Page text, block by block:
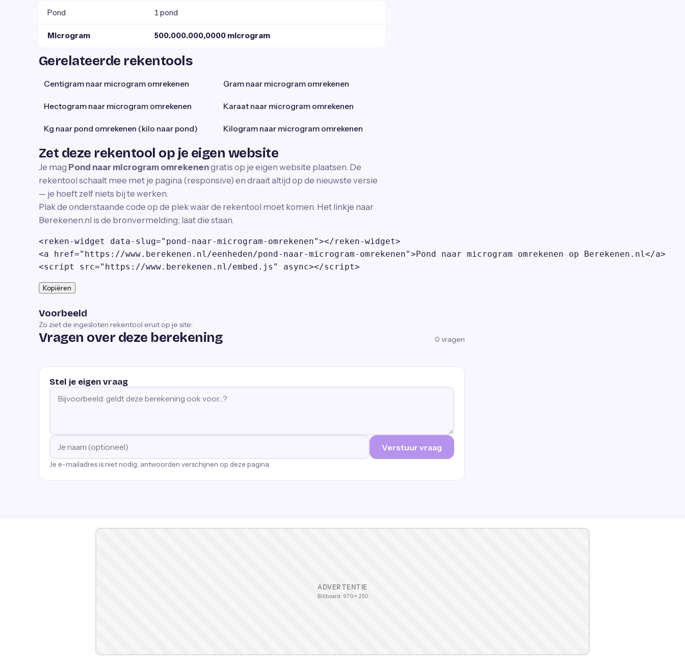
Pond 1 pond
Microgram 500.000.000,0000 microgram
Gerelateerde rekentools
Centigram naar microgram omrekenen Gram naar microgram omrekenen
Hectogram naar microgram omrekenen Karaat naar microgram omrekenen
Kg naar pond omrekenen (kilo naar pond) Kilogram naar microgram omrekenen
Zet deze rekentool op je eigen website
Je mag Pond naar microgram omrekenengratis op je eigen website plaatsen. De
rekentool schaalt mee met je pagina (responsive) en draait altijd op de nieuwste versie
— je hoeft zelf niets bij te werken.
Plak de onderstaande code op de plek waar de rekentool moet komen. Het linkje naar
Berekenen.nl is de bronvermelding; laat die staan.
<reken-widget data-slug="pond-naar-microgram-omrekenen"></reken-widget>
<a href="https://www.berekenen.nl/eenheden/pond-naar-microgram-omrekenen">Pond naar microgram omrekenen op Berekenen.nl</a>
<script src="https://www.berekenen.nl/embed.js" async></script>
Kopiëren
Voorbeeld
Zo ziet de ingesloten rekentool eruit op je site:
Vragen over deze berekening 0 vragen
Stel je eigen vraag
Verstuur vraag
Je e-mailadres is niet nodig; antwoorden verschijnen op deze pagina.
ADVERTENTIE
Billboard · 970 × 250